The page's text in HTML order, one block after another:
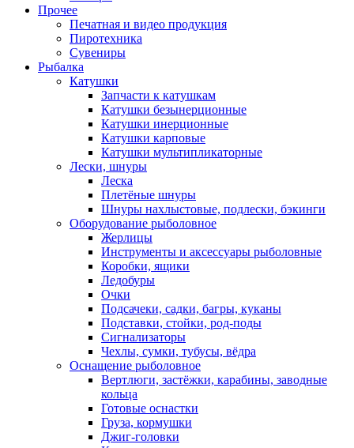
Прочее
Печатная и видео продукция
Пиротехника
Сувениры
Рыбалка
Катушки
Запчасти к катушкам
Катушки безынерционные
Катушки инерционные
Катушки карповые
Катушки мультипликаторные
Лески, шнуры
Леска
Плетёные шнуры
Шнуры нахлыстовые, подлески, бэкинги
Оборудование рыболовное
Жерлицы
Инструменты и аксессуары рыболовные
Коробки, ящики
Ледобуры
Очки
Подсачеки, садки, багры, куканы
Подставки, стойки, род-поды
Сигнализаторы
Чехлы, сумки, тубусы, вёдра
Оснащение рыболовное
Вертлюги, застёжки, карабины, заводные
кольца
Готовые оснастки
Груза, кормушки
Джиг-головки